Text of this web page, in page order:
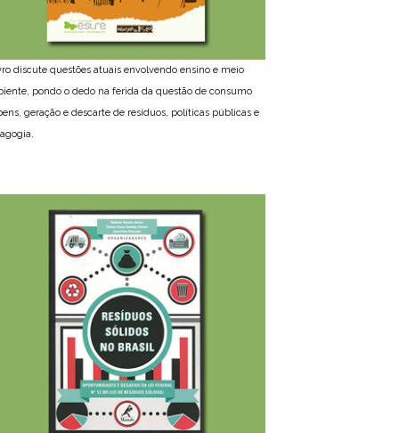
discute questões atuais envolvendo ensino e meio
pondo o dedo na ferida da questão de consumo
geração e descarte de resíduos, políticas públicas e